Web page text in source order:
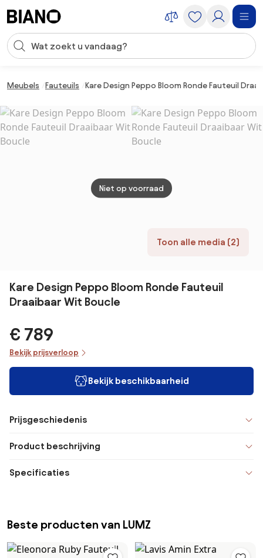
Zoekopdracht invoeren
Meubels Fauteuils Kare Design Peppo Bloom Ronde Fauteuil
Toon alle media (2)
Niet op voorraad
Kare Design Peppo Bloom Ronde Fauteuil
Draaibaar Wit Boucle
€ 789
Bekijk prijsverloop
Bekijk beschikbaarheid
Prijsgeschiedenis
Product beschrijving
Specificaties
Beste producten van LUMZ